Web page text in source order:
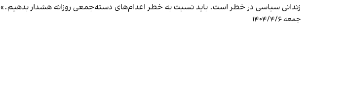
زندانی سیاسی در خطر است. باید نسبت به خطر اعدام‌های دسته‌جمعی روزانه هشدار بدهیم.»
جمعه ۱۴۰۴/۴/۶